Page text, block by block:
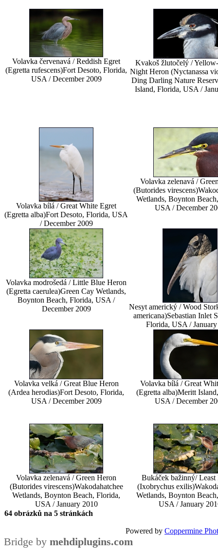
Volavka červenavá / Reddish Egret
(Egretta rufescens)Fort Desoto, Florida,
USA / December 2009
Kvakoš žlutočelý /
Night Heron (Nyctanassa
Ding Darling Nature
Island, Florida, USA /
Volavka bílá / Great White Egret
(Egretta alba)Fort Desoto, Florida, USA
/ December 2009
Volavka zelenavá /
(Butorides virescens)
Wetlands, Boynton
USA / December
Volavka modrošedá / Little Blue Heron
(Egretta caerulea)Green Cay Wetlands,
Boynton Beach, Florida, USA /
December 2009
Nesyt americký / Wood
americana)Sebastian Inlet
Florida, USA /
Volavka velká / Great Blue Heron
(Ardea herodias)Fort Desoto, Florida,
USA / December 2009
Volavka bílá / Great
(Egretta alba)Meritt
USA / December
Volavka zelenavá / Green Heron
(Butorides virescens)Wakodahatchee
Wetlands, Boynton Beach, Florida,
USA / January 2010
Bukáček bažinný/ Least
(Ixobrychus exilis)
Wetlands, Boynton
USA / January
64 obrázků na 5 stránkách
Powered by Coppermine
Bridge by mehdiplugins.com